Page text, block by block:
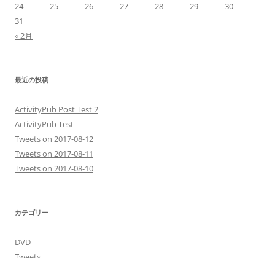
24
25 26 27 28 29
30
31
« 2月
最近の投稿
ActivityPub Post Test 2
ActivityPub Test
Tweets on 2017-08-12
Tweets on 2017-08-11
Tweets on 2017-08-10
カテゴリー
DVD